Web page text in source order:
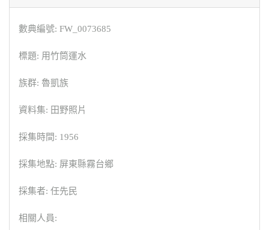
數典編號: FW_0073685
標題: 用竹筒運水
族群: 魯凱族
資料集: 田野照片
採集時間: 1956
採集地點: 屏東縣霧台鄉
採集者: 任先民
相關人員: